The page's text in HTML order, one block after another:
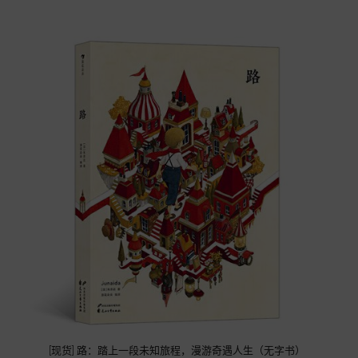
[现货] 路：踏上一段未知旅程，漫游奇遇人生（无字书）